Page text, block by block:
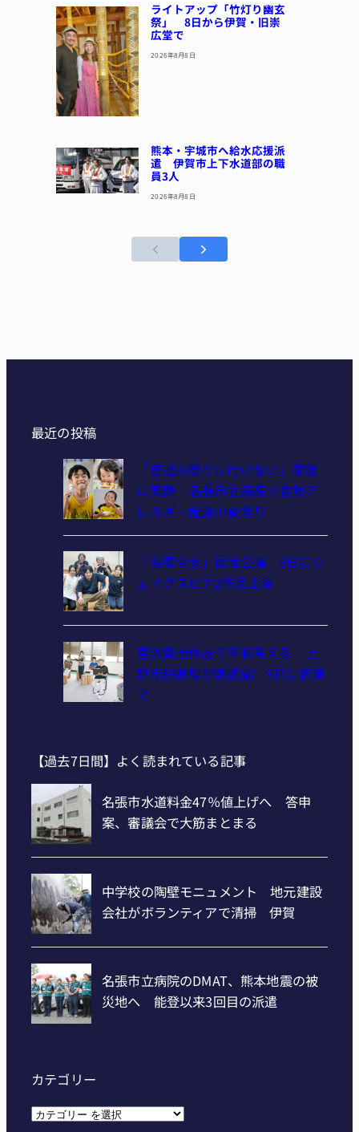
ライトアップ「竹灯り幽玄
祭」 8日から伊賀・旧崇
広堂で
2026年8月8日
熊本・宇城市へ給水応援派
遣 伊賀市上下水道部の職
員3人
2026年8月8日
最近の投稿
「普通の祭りに行けない」家族
に笑顔 名張市立病院で食物ア
レルギー配慮の夏祭り
「名張少女」復活公演 9日にシ
ェイクスピア2作品上演
宮沢賢治作品で平和考える 上
野市民劇場が朗読劇 9日に伊賀
で
【過去7日間】よく読まれている記事
カテゴリー
カ